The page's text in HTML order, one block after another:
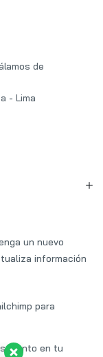
de
- Lima
un nuevo
información
para
en tu